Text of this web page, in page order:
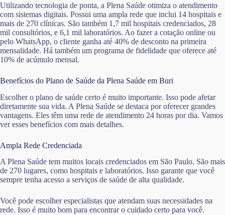
Utilizando tecnologia de ponta, a Plena Saúde otimiza o atendimento
com sistemas digitais. Possui uma ampla rede que inclui 14 hospitais e
mais de 270 clínicas. São também 1,7 mil hospitais credenciados, 28
mil consultórios, e 6,1 mil laboratórios. Ao fazer a cotação online ou
pelo WhatsApp, o cliente ganha até 40% de desconto na primeira
mensalidade. Há também um programa de fidelidade que oferece até
10% de acúmulo mensal.
Benefícios do Plano de Saúde da Plena Saúde em Buri
Escolher o plano de saúde certo é muito importante. Isso pode afetar
diretamente sua vida. A Plena Saúde se destaca por oferecer grandes
vantagens. Eles têm uma rede de atendimento 24 horas por dia. Vamos
ver esses benefícios com mais detalhes.
Ampla Rede Credenciada
A Plena Saúde tem muitos locais credenciados em São Paulo. São mais
de 270 lugares, como hospitais e laboratórios. Isso garante que você
sempre tenha acesso a serviços de saúde de alta qualidade.
Você pode escolher especialistas que atendam suas necessidades na
rede. Isso é muito bom para encontrar o cuidado certo para você.